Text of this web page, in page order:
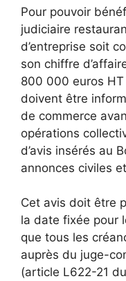
Pour pouvoir
judiciaire
d’entreprise soit
son chiffre
800 000 euros
doivent être
de commerce
opérations
d’avis insérés au
annonces civiles
Cet avis doit être
la date fixée pour
que tous les
auprès du juge-
(article L622-21